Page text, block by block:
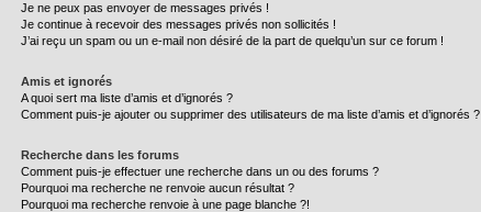
Je ne peux pas envoyer de messages privés !
Je continue à recevoir des messages privés non sollicités !
J’ai reçu un spam ou un e-mail non désiré de la part de quelqu’un sur ce forum !
Amis et ignorés
A quoi sert ma liste d’amis et d’ignorés ?
Comment puis-je ajouter ou supprimer des utilisateurs de ma liste d’amis et d’ignorés ?
Recherche dans les forums
Comment puis-je effectuer une recherche dans un ou des forums ?
Pourquoi ma recherche ne renvoie aucun résultat ?
Pourquoi ma recherche renvoie à une page blanche ?!